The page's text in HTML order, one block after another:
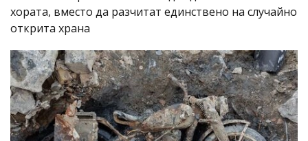
хората, вместо да разчитат единствено на случайно
открита храна